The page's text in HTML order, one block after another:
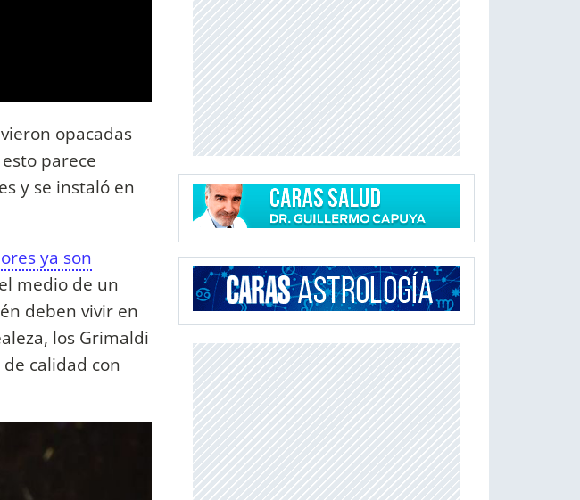
opacadas
parece
y se instaló en
ya son
medio de un
deben vivir en
los Grimaldi
calidad con